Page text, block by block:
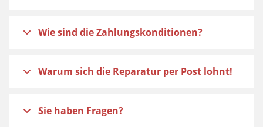
Wie sind die Zahlungskonditionen?
Warum sich die Reparatur per Post lohnt!
Sie haben Fragen?